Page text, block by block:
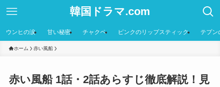
韓国ドラマ.com
ウンヒの涙 甘い秘密 チャクペ ピンクのリップスティック テプン
ホーム 赤い風船
赤い風船 1話・2話あらすじ徹底解説！見